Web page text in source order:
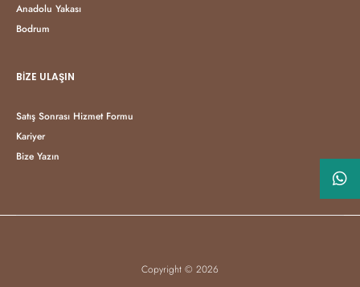
Anadolu Yakası
Bodrum
BIZE ULAŞIN
Satış Sonrası Hizmet Formu
Kariyer
Bize Yazın
Copyright © 2026